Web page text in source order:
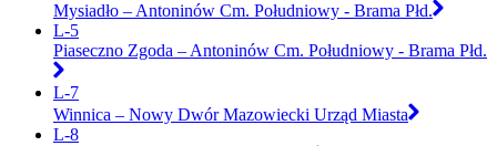
Mysiadło – Antoninów Cm. Południowy - Brama Płd.
L-5
Piaseczno Zgoda – Antoninów Cm. Południowy - Brama Płd.
L-7
Winnica – Nowy Dwór Mazowiecki Urząd Miasta
L-8